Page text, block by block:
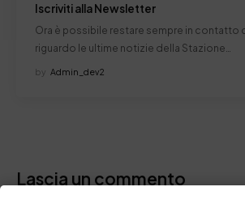
Iscriviti alla Newsletter
Ora è possibile restare sempre in contatto
riguardo le ultime notizie della Stazione…
by Admin_dev2
Lascia un commento